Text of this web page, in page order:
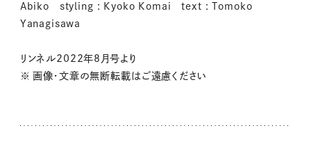
Abiko styling : Kyoko Komai text : Tomoko
Yanagisawa
リンネル2022年8月号より
※ 画像・文章の無断転載はご遠慮ください